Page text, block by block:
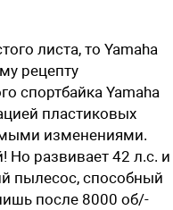
листа, то Yamaha
рецепту
спортбайка Yamaha
пластиковых
изменениями.
развивает 42 л.с. и
пылесос, способный
после ­8000 ­об/­